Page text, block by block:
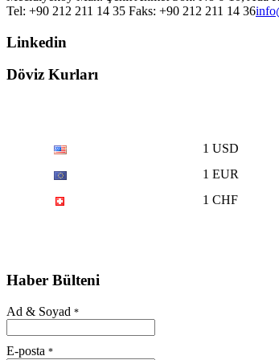
Tel: +90 212 211 14 35 Faks: +90 212 211 14 36
Linkedin
Döviz Kurları
1 USD
1 EUR
1 CHF
Haber Bülteni
Ad & Soyad *
E-posta *